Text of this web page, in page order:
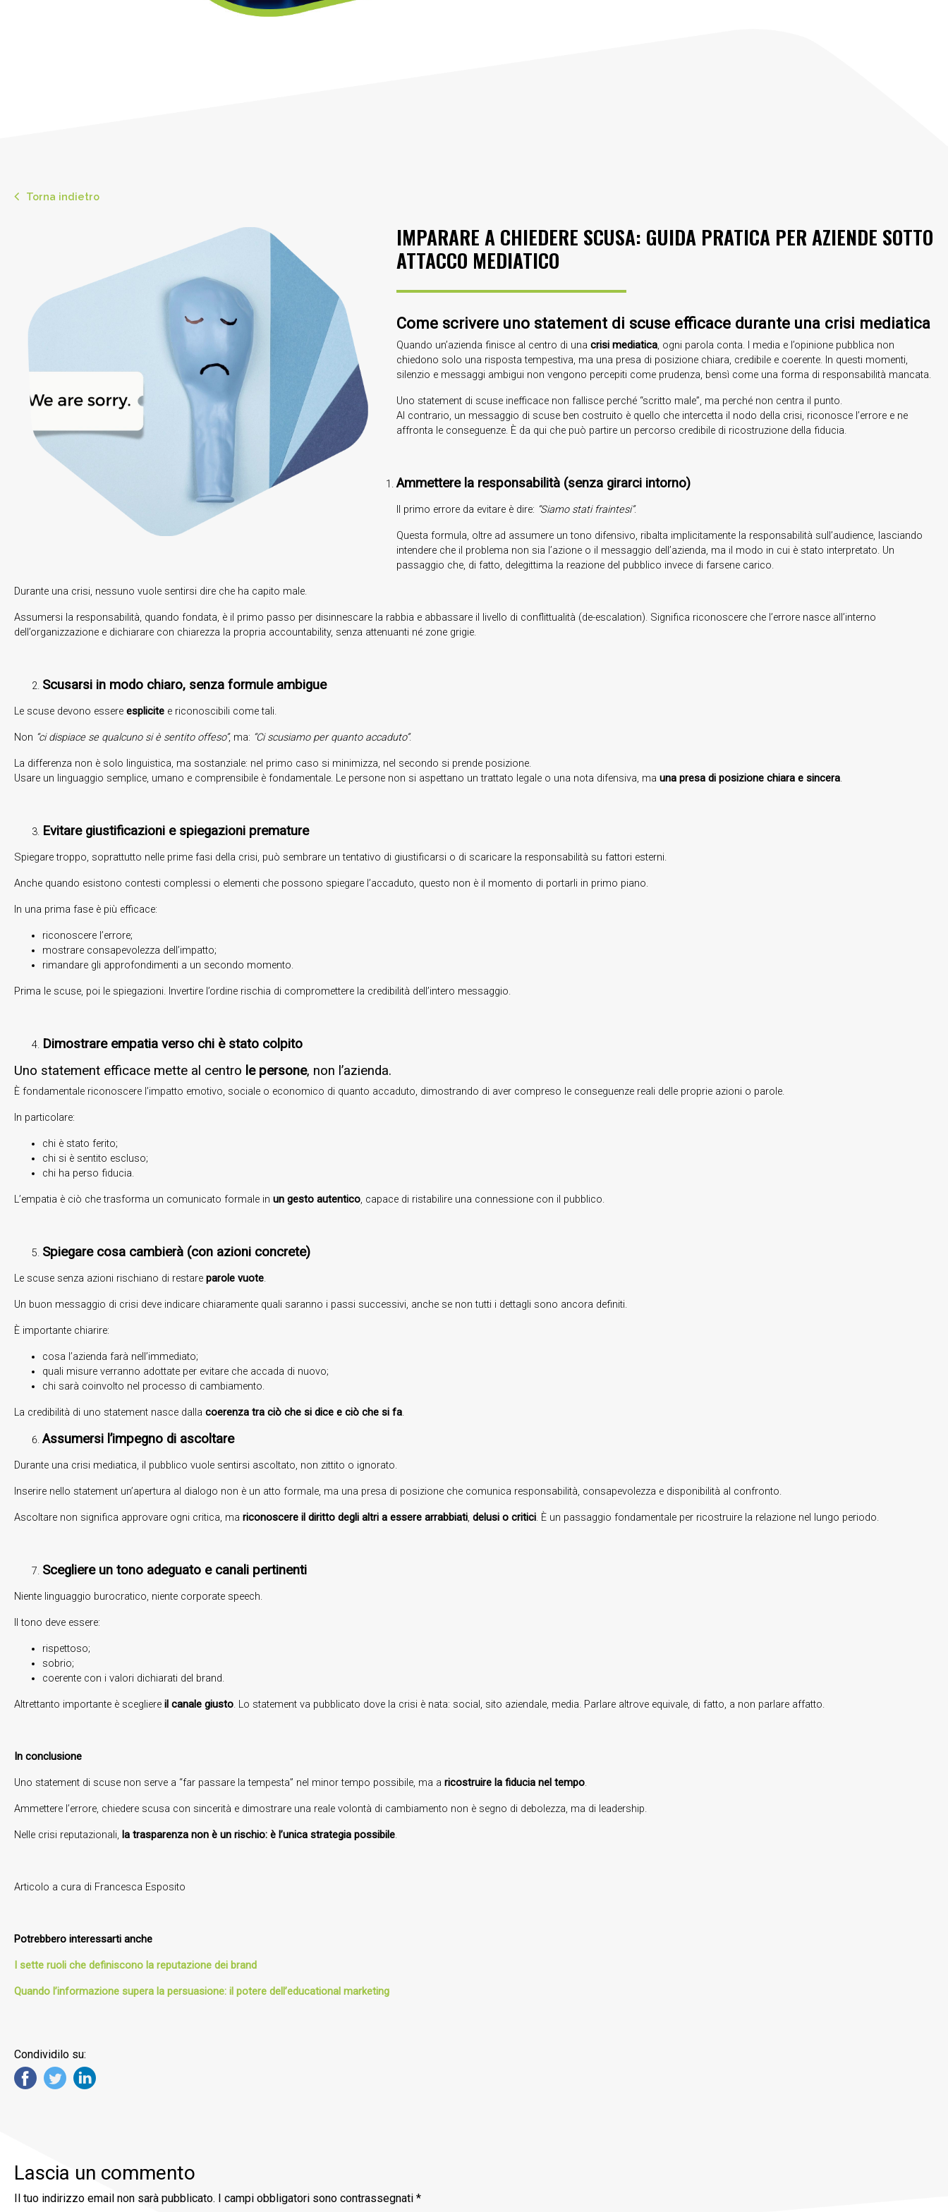
Torna indietro
IMPARARE A CHIEDERE SCUSA: GUIDA PRATICA PER AZIENDE SOTTO
ATTACCO MEDIATICO
Come scrivere uno statement di scuse efficace durante una crisi mediatica
Quando un’azienda finisce al centro di una crisi mediatica, ogni parola conta. I media e l’opinione pubblica non
chiedono solo una risposta tempestiva, ma una presa di posizione chiara, credibile e coerente. In questi momenti,
silenzio e messaggi ambigui non vengono percepiti come prudenza, bensì come una forma di responsabilità mancata.
Uno statement di scuse inefficace non fallisce perché “scritto male”, ma perché non centra il punto.
Al contrario, un messaggio di scuse ben costruito è quello che intercetta il nodo della crisi, riconosce l’errore e ne
affronta le conseguenze. È da qui che può partire un percorso credibile di ricostruzione della fiducia.
Ammettere la responsabilità (senza girarci intorno)
Il primo errore da evitare è dire: “Siamo stati fraintesi”.
Questa formula, oltre ad assumere un tono difensivo, ribalta implicitamente la responsabilità sull’audience, lasciando
intendere che il problema non sia l’azione o il messaggio dell’azienda, ma il modo in cui è stato interpretato. Un
passaggio che, di fatto, delegittima la reazione del pubblico invece di farsene carico.
Durante una crisi, nessuno vuole sentirsi dire che ha capito male.
Assumersi la responsabilità, quando fondata, è il primo passo per disinnescare la rabbia e abbassare il livello di conflittualità (de-escalation). Significa riconoscere che l’errore nasce all’interno
dell’organizzazione e dichiarare con chiarezza la propria accountability, senza attenuanti né zone grigie.
Scusarsi in modo chiaro, senza formule ambigue
Le scuse devono essere esplicite e riconoscibili come tali.
Non “ci dispiace se qualcuno si è sentito offeso”, ma: “Ci scusiamo per quanto accaduto”.
La differenza non è solo linguistica, ma sostanziale: nel primo caso si minimizza, nel secondo si prende posizione.
Usare un linguaggio semplice, umano e comprensibile è fondamentale. Le persone non si aspettano un trattato legale o una nota difensiva, ma una presa di posizione chiara e sincera.
Evitare giustificazioni e spiegazioni premature
Spiegare troppo, soprattutto nelle prime fasi della crisi, può sembrare un tentativo di giustificarsi o di scaricare la responsabilità su fattori esterni.
Anche quando esistono contesti complessi o elementi che possono spiegare l’accaduto, questo non è il momento di portarli in primo piano.
In una prima fase è più efficace:
riconoscere l’errore;
mostrare consapevolezza dell’impatto;
rimandare gli approfondimenti a un secondo momento.
Prima le scuse, poi le spiegazioni. Invertire l’ordine rischia di compromettere la credibilità dell’intero messaggio.
Dimostrare empatia verso chi è stato colpito
Uno statement efficace mette al centro le persone, non l’azienda.
È fondamentale riconoscere l’impatto emotivo, sociale o economico di quanto accaduto, dimostrando di aver compreso le conseguenze reali delle proprie azioni o parole.
In particolare:
chi è stato ferito;
chi si è sentito escluso;
chi ha perso fiducia.
L’empatia è ciò che trasforma un comunicato formale in un gesto autentico, capace di ristabilire una connessione con il pubblico.
Spiegare cosa cambierà (con azioni concrete)
Le scuse senza azioni rischiano di restare parole vuote.
Un buon messaggio di crisi deve indicare chiaramente quali saranno i passi successivi, anche se non tutti i dettagli sono ancora definiti.
È importante chiarire:
cosa l’azienda farà nell’immediato;
quali misure verranno adottate per evitare che accada di nuovo;
chi sarà coinvolto nel processo di cambiamento.
La credibilità di uno statement nasce dalla coerenza tra ciò che si dice e ciò che si fa.
Assumersi l’impegno di ascoltare
Durante una crisi mediatica, il pubblico vuole sentirsi ascoltato, non zittito o ignorato.
Inserire nello statement un’apertura al dialogo non è un atto formale, ma una presa di posizione che comunica responsabilità, consapevolezza e disponibilità al confronto.
Ascoltare non significa approvare ogni critica, ma riconoscere il diritto degli altri a essere arrabbiati, delusi o critici. È un passaggio fondamentale per ricostruire la relazione nel lungo periodo.
Scegliere un tono adeguato e canali pertinenti
Niente linguaggio burocratico, niente corporate speech.
Il tono deve essere:
rispettoso;
sobrio;
coerente con i valori dichiarati del brand.
Altrettanto importante è scegliere il canale giusto. Lo statement va pubblicato dove la crisi è nata: social, sito aziendale, media. Parlare altrove equivale, di fatto, a non parlare affatto.
In conclusione
Uno statement di scuse non serve a “far passare la tempesta” nel minor tempo possibile, ma a ricostruire la fiducia nel tempo.
Ammettere l’errore, chiedere scusa con sincerità e dimostrare una reale volontà di cambiamento non è segno di debolezza, ma di leadership.
Nelle crisi reputazionali, la trasparenza non è un rischio: è l’unica strategia possibile.
Articolo a cura di Francesca Esposito
Potrebbero interessarti anche
I sette ruoli che definiscono la reputazione dei brand
Quando l’informazione supera la persuasione: il potere dell’educational marketing
Condividilo su:
Lascia un commento
Il tuo indirizzo email non sarà pubblicato. I campi obbligatori sono contrassegnati *